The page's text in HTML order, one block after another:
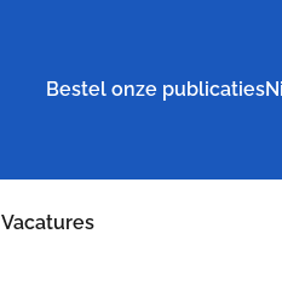
Bestel onze publicaties
Vacatures